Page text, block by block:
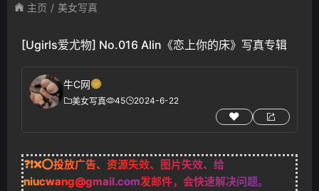
主页 美女写真
[Ugirls爱尤物] No.016 Alin《恋上你的床》写真专辑
牛C网
美女写真 45 2024-6-22
❓❗❌⭕投放广告、资源失效、图片失效、给
niucwang@gmail.com发邮件，会快速解决问题。